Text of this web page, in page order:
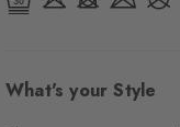
What's your Style